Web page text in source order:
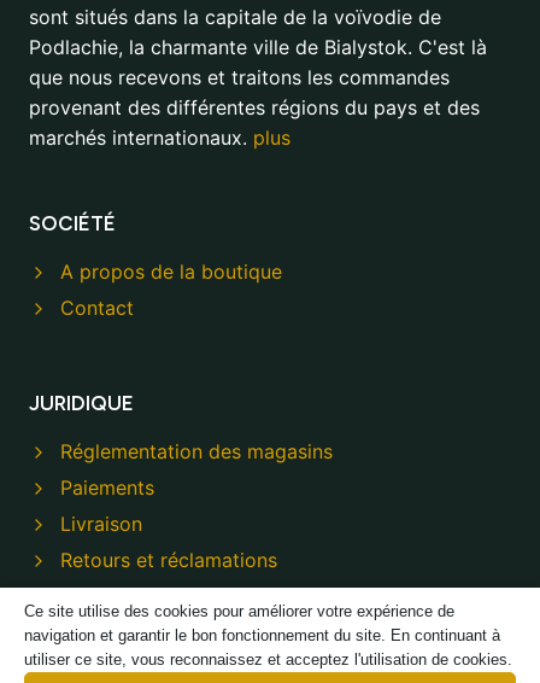
sont situés dans la capitale de la voïvodie de
Podlachie, la charmante ville de Bialystok. C'est là
que nous recevons et traitons les commandes
provenant des différentes régions du pays et des
marchés internationaux. plus
SOCIÉTÉ
A propos de la boutique
Contact
JURIDIQUE
Réglementation des magasins
Paiements
Livraison
Retours et réclamations
Ce site utilise des cookies pour améliorer votre expérience de
navigation et garantir le bon fonctionnement du site. En continuant à
utiliser ce site, vous reconnaissez et acceptez l'utilisation de cookies.